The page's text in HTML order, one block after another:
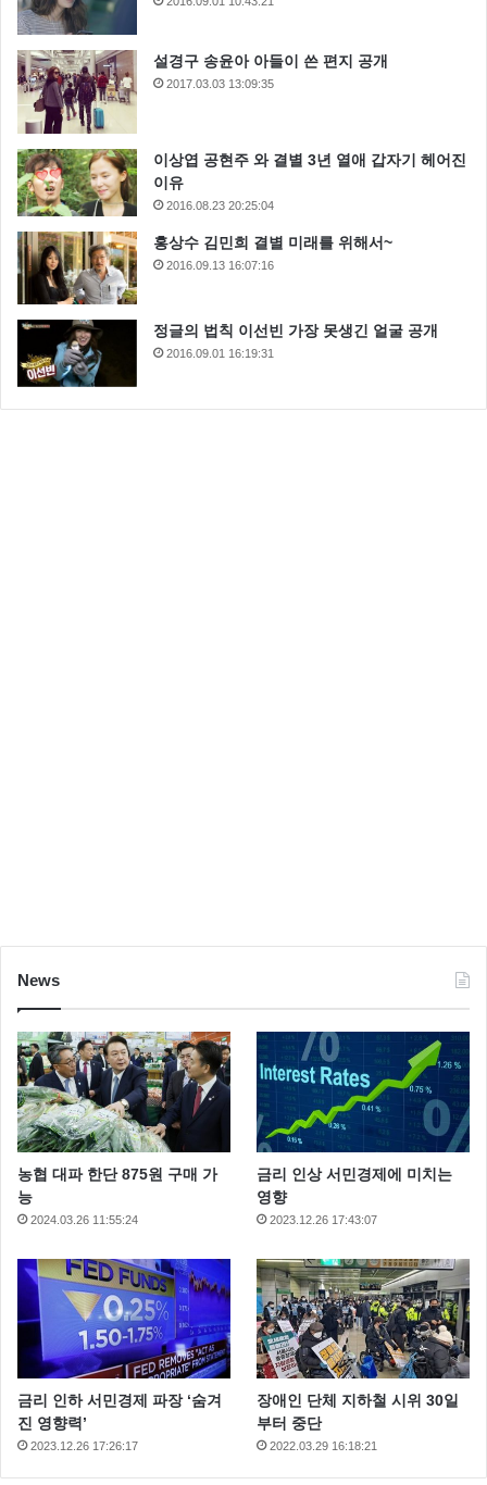
설경구 송윤아 아들이 쓴 편지 공개
2017.03.03 13:09:35
이상엽 공현주 와 결별 3년 열애 갑자기 헤어진
이유
2016.08.23 20:25:04
홍상수 김민희 결별 미래를 위해서~
2016.09.13 16:07:16
정글의 법칙 이선빈 가장 못생긴 얼굴 공개
2016.09.01 16:19:31
News
농협 대파 한단 875원 구매 가
능
2024.03.26 11:55:24
금리 인상 서민경제에 미치는
영향
2023.12.26 17:43:07
금리 인하 서민경제 파장 ‘숨겨
진 영향력’
2023.12.26 17:26:17
장애인 단체 지하철 시위 30일
부터 중단
2022.03.29 16:18:21